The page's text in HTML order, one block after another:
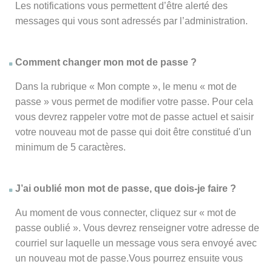
Les notifications vous permettent d’être alerté des
messages qui vous sont adressés par l’administration.
Comment changer mon mot de passe ?
Dans la rubrique « Mon compte », le menu « mot de
passe » vous permet de modifier votre passe. Pour cela
vous devrez rappeler votre mot de passe actuel et saisir
votre nouveau mot de passe qui doit être constitué d'un
minimum de 5 caractères.
J’ai oublié mon mot de passe, que dois-je faire ?
Au moment de vous connecter, cliquez sur « mot de
passe oublié ». Vous devrez renseigner votre adresse de
courriel sur laquelle un message vous sera envoyé avec
un nouveau mot de passe.Vous pourrez ensuite vous